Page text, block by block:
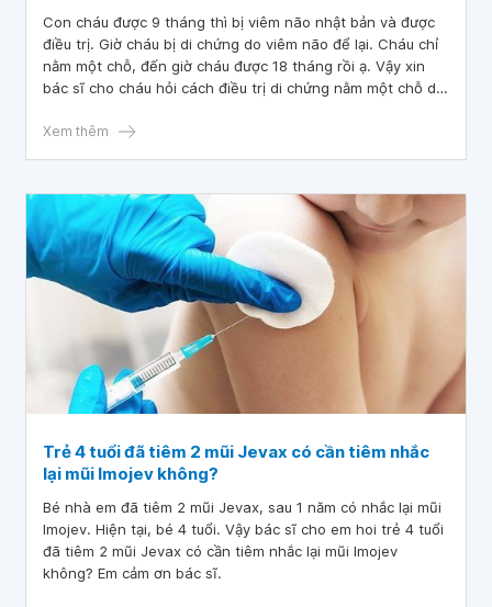
Con cháu được 9 tháng thì bị viêm não nhật bản và được
điều trị. Giờ cháu bị di chứng do viêm não để lại. Cháu chỉ
nằm một chỗ, đến giờ cháu được 18 tháng rồi ạ. Vậy xin
bác sĩ cho cháu hỏi cách điều trị di chứng nằm một chỗ do
Xem thêm
Trẻ 4 tuổi đã tiêm 2 mũi Jevax có cần tiêm nhắc
lại mũi Imojev không?
Bé nhà em đã tiêm 2 mũi Jevax, sau 1 năm có nhắc lại mũi
Imojev. Hiện tại, bé 4 tuổi. Vậy bác sĩ cho em hoi trẻ 4 tuổi
đã tiêm 2 mũi Jevax có cần tiêm nhắc lại mũi Imojev
không? Em cảm ơn bác sĩ.